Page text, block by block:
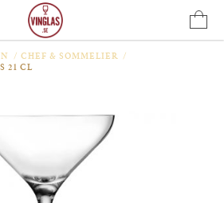
har blivit tillagd i varukorgen
/ CHEF & SOMMELIER /
21 CL